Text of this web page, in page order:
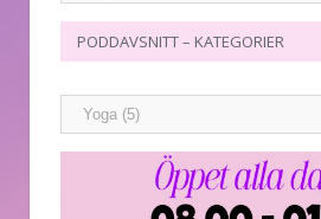
PODDAVSNITT – KATEGORIER